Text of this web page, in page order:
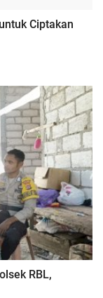
Ciptakan
RBL,